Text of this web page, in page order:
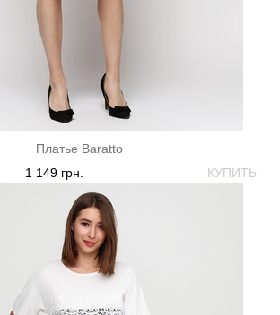
Платье Baratto
КУПИТЬ
1 149 грн.